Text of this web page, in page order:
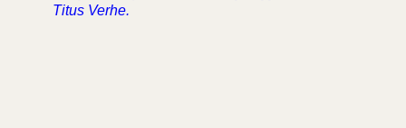
Titus Verhe.